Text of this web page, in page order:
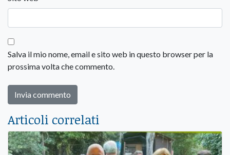
Salva il mio nome, email e sito web in questo browser per la
prossima volta che commento.
Articoli correlati